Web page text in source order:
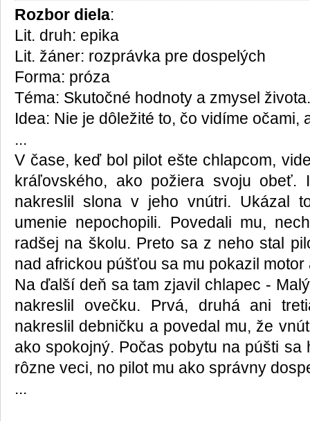
Rozbor diela:
Lit. druh: epika
Lit. žáner: rozprávka pre dospelých
Forma: próza
Téma: Skutočné hodnoty a zmysel života.
Idea: Nie je dôležité to, čo vidíme očami,
...
V čase, keď bol pilot ešte chlapcom,
kráľovského, ako požiera svoju obeť.
nakreslil slona v jeho vnútri. Ukázal
umenie nepochopili. Povedali mu,
radšej na školu. Preto sa z neho stal
nad africkou púšťou sa mu pokazil
Na ďalší deň sa tam zjavil chlapec -
nakreslil ovečku. Prvá, druhá ani
nakreslil debničku a povedal mu, že
ako spokojný. Počas pobytu na púšti sa
rôzne veci, no pilot mu ako správny
...